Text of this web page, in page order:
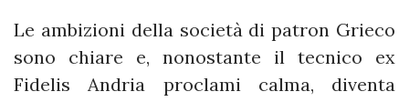
Le ambizioni della società di patron Grieco
sono chiare e, nonostante il tecnico ex
Fidelis Andria proclami calma, diventa